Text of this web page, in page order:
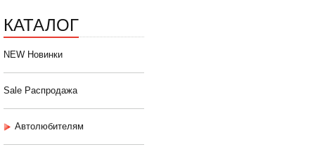
КАТАЛОГ
NEW Новинки
Sale Распродажа
Автолюбителям